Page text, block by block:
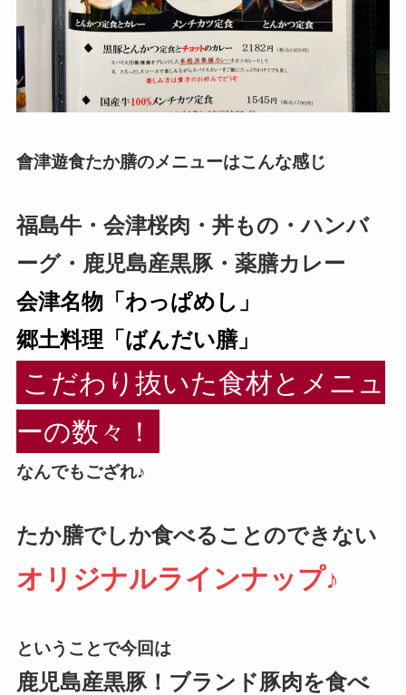
會津遊食たか膳のメニューはこんな感じ
福島牛・会津桜肉・丼もの・ハンバ
ーグ・鹿児島産黒豚・薬膳カレー
会津名物「わっぱめし」
郷土料理「ばんだい膳」
こだわり抜いた食材とメニュ
ーの数々！
なんでもござれ♪
たか膳でしか食べることのできない
オリジナルラインナップ♪
ということで今回は
鹿児島産黒豚！ブランド豚肉を食べ